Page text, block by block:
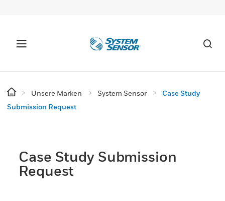
Unsere Marken System Sensor
Case Study
Submission Request
Case Study Submission
Request